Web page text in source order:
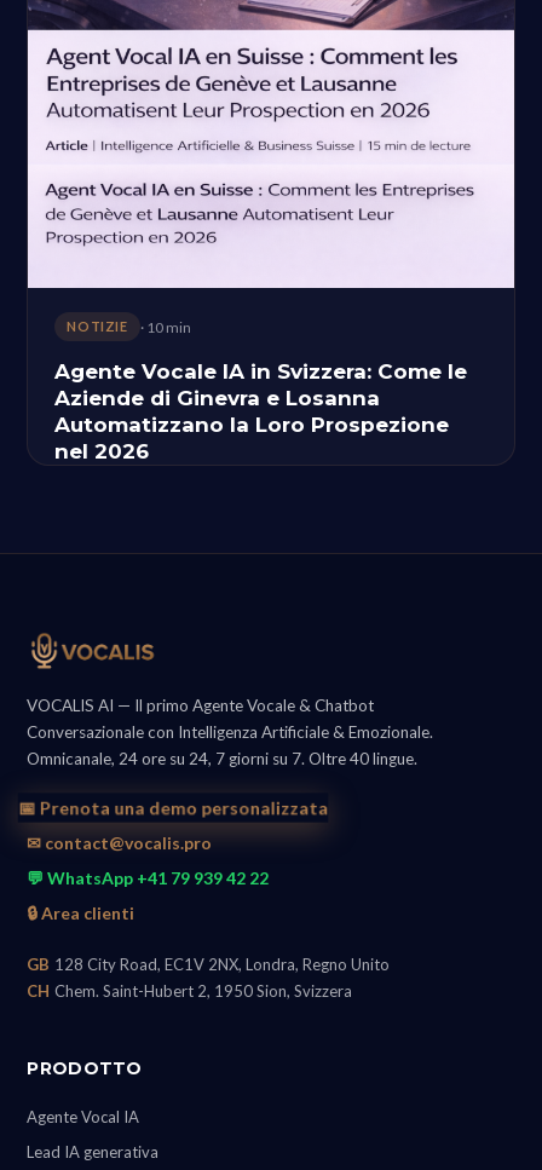
NOTIZIE · 10 min
Agente Vocale IA in Svizzera: Come le
Aziende di Ginevra e Losanna
Automatizzano la Loro Prospezione
nel 2026
VOCALIS AI — Il primo Agente Vocale & Chatbot
Conversazionale con Intelligenza Artificiale & Emozionale.
Omnicanale, 24 ore su 24, 7 giorni su 7. Oltre 40 lingue.
📅 Prenota una demo personalizzata
✉ contact@vocalis.pro
💬 WhatsApp +41 79 939 42 22
🔒 Area clienti
GB 128 City Road, EC1V 2NX, Londra, Regno Unito
CH Chem. Saint-Hubert 2, 1950 Sion, Svizzera
PRODOTTO
Agente Vocal IA
Lead IA generativa